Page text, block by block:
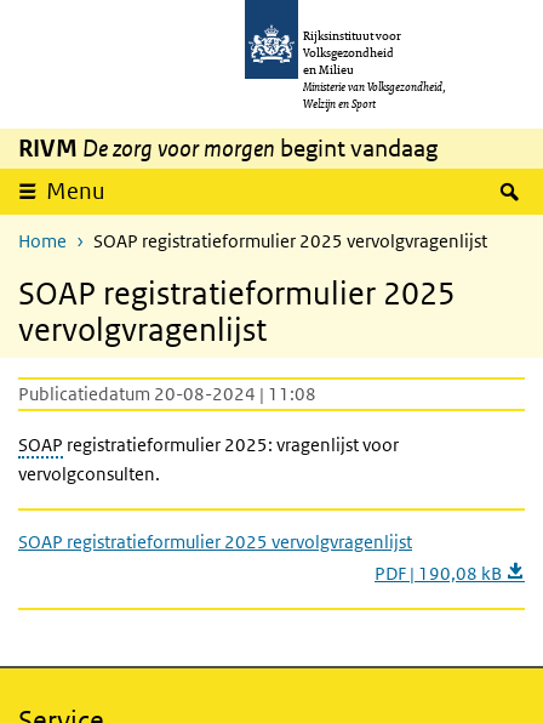
Overslaan en naar de inhoud gaan
Rijksinstituut voor
Volksgezondheid
en Milieu
Ministerie van Volksgezondheid,
Welzijn en Sport
RIVM De zorg voor morgen begint vandaag
Menu
Home SOAP registratieformulier 2025 vervolgvragenlijst
SOAP registratieformulier 2025
vervolgvragenlijst
Publicatiedatum 20-08-2024 | 11:08
SOAP registratieformulier 2025: vragenlijst voor
vervolgconsulten.
SOAP registratieformulier 2025 vervolgvragenlijst
PDF | 190,08 kB